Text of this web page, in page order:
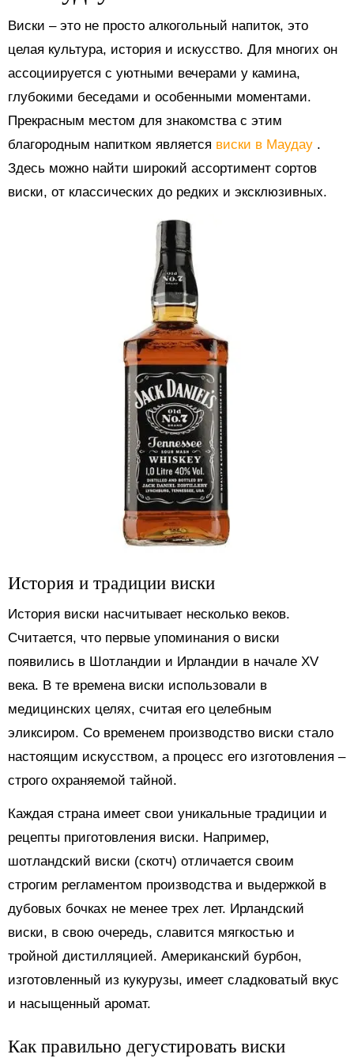
Виски – это не просто алкогольный напиток, это
целая культура, история и искусство. Для многих он
ассоциируется с уютными вечерами у камина,
глубокими беседами и особенными моментами.
Прекрасным местом для знакомства с этим
благородным напитком является виски в Маудау .
Здесь можно найти широкий ассортимент сортов
виски, от классических до редких и эксклюзивных.
История и традиции виски
История виски насчитывает несколько веков.
Считается, что первые упоминания о виски
появились в Шотландии и Ирландии в начале XV
века. В те времена виски использовали в
медицинских целях, считая его целебным
эликсиром. Со временем производство виски стало
настоящим искусством, а процесс его изготовления –
строго охраняемой тайной.
Каждая страна имеет свои уникальные традиции и
рецепты приготовления виски. Например,
шотландский виски (скотч) отличается своим
строгим регламентом производства и выдержкой в
дубовых бочках не менее трех лет. Ирландский
виски, в свою очередь, славится мягкостью и
тройной дистилляцией. Американский бурбон,
изготовленный из кукурузы, имеет сладковатый вкус
и насыщенный аромат.
Как правильно дегустировать виски